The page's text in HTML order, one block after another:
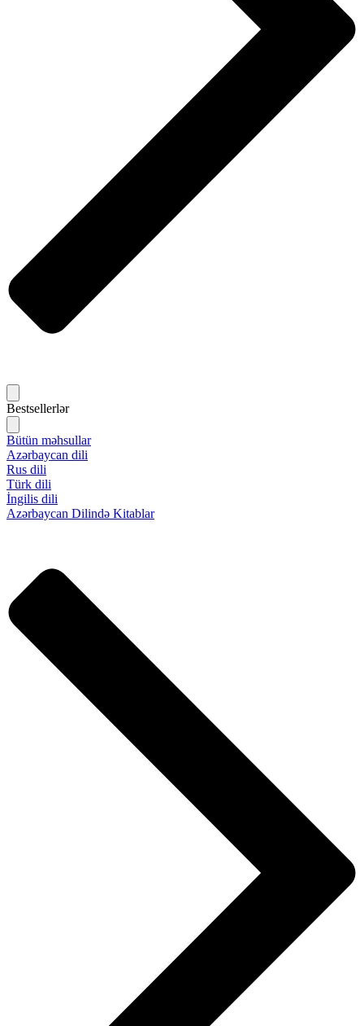
Bestsellerlər
Bütün məhsullar
Azərbaycan dili
Rus dili
Türk dili
İngilis dili
Azərbaycan Dilində Kitablar